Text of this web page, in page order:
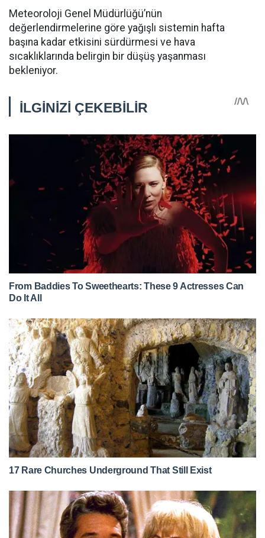
Meteoroloji Genel Müdürlüğü’nün
değerlendirmelerine göre yağışlı sistemin hafta
başına kadar etkisini sürdürmesi ve hava
sıcaklıklarında belirgin bir düşüş yaşanması
bekleniyor.